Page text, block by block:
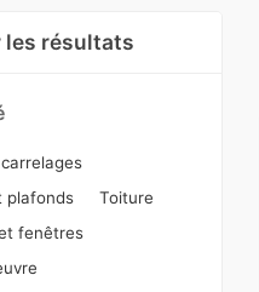
les résultats
plafonds
Toiture
fenêtres